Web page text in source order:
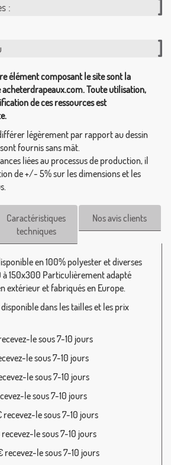
:
élément composant le site sont la
Toute utilisation,
de ces ressources est
légèrement par rapport au dessin
fournis sans mât.
liées au processus de production, il
de +/- 5% sur les dimensions et les
Caractéristiques
techniques
Nos avis clients
en 100% polyester et diverses
à 150x300 Particulièrement adapté
extérieur et fabriqués en Europe.
dans les tailles et les prix
le sous 7-10 jours
le sous 7-10 jours
le sous 7-10 jours
le sous 7-10 jours
le sous 7-10 jours
le sous 7-10 jours
le sous 7-10 jours